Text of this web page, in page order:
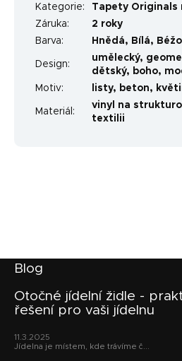
Kategorie:
Tapety Originals
Záruka:
2 roky
Barva: Hnědá, Bílá,
Design:
umělecký,
dětský, boho,
Motiv: listy, beton,
Materiál :
vinyl na
textilii
Blog
Otočné jídelní židle -
řešení pro vaši jídelnu
11.3.2025
Jídelna je místem, kde trávíme č...